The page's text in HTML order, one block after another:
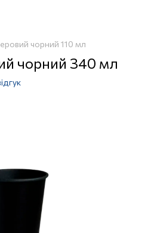
чорний 110 мл
чорний 340 мл